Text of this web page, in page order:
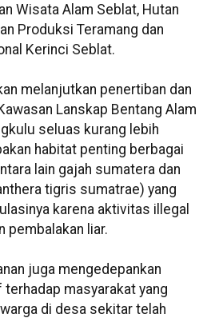
Wisata Alam Seblat, Hutan
Produksi Teramang dan
Kerinci Seblat.
melanjutkan penertiban dan
Lanskap Bentang Alam
seluas kurang lebih
habitat penting berbagai
lain gajah sumatera dan
tigris sumatrae) yang
karena aktivitas illegal
pembalakan liar.
juga mengedepankan
masyarakat yang
di desa sekitar telah